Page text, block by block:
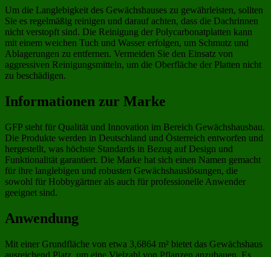
Um die Langlebigkeit des Gewächshauses zu gewährleisten, sollten
Sie es regelmäßig reinigen und darauf achten, dass die Dachrinnen
nicht verstopft sind. Die Reinigung der Polycarbonatplatten kann
mit einem weichen Tuch und Wasser erfolgen, um Schmutz und
Ablagerungen zu entfernen. Vermeiden Sie den Einsatz von
aggressiven Reinigungsmitteln, um die Oberfläche der Platten nicht
zu beschädigen.
Informationen zur Marke
GFP steht für Qualität und Innovation im Bereich Gewächshausbau.
Die Produkte werden in Deutschland und Österreich entworfen und
hergestellt, was höchste Standards in Bezug auf Design und
Funktionalität garantiert. Die Marke hat sich einen Namen gemacht
für ihre langlebigen und robusten Gewächshauslösungen, die
sowohl für Hobbygärtner als auch für professionelle Anwender
geeignet sind.
Anwendung
Mit einer Grundfläche von etwa 3,6864 m² bietet das Gewächshaus
ausreichend Platz, um eine Vielzahl von Pflanzen anzubauen. Es